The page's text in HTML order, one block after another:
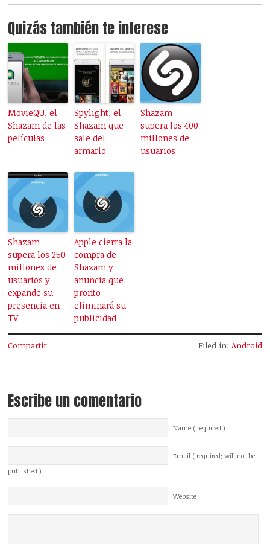
Quizás también te interese
MovieQU, el
Shazam de las
películas
Spylight, el
Shazam que
sale del
armario
Shazam
supera los 400
millones de
usuarios
Shazam
supera los 250
millones de
usuarios y
expande su
presencia en
TV
Apple cierra la
compra de
Shazam y
anuncia que
pronto
eliminará su
publicidad
Compartir Filed in: Android
Escribe un comentario
Name ( required )
Email ( required; will not be
published )
Website